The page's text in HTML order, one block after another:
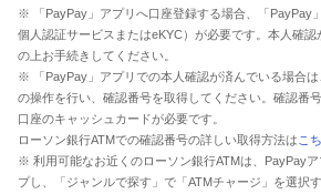
※ 「PayPay」アプリへ口座登録する場合、「PayPay
個人認証サービスまたはeKYC）が必要です。本人確認
の上お手続きしてください。
※ 「PayPay」アプリでの本人確認が済んでいる場合
の操作を行い、確認番号を取得してください。確認番
口座のキャッシュカードが必要です。
ローソン銀行ATMでの確認番号の詳しい取得方法は こ
※ 利用可能なお近くのローソン銀行ATMは、PayPay
プし、「ジャンルで探す」で「ATMチャージ」を選択